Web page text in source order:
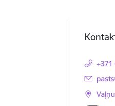
+371
E-